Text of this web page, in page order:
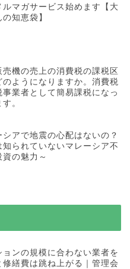
ルマガサービス始めます【大
知恵袋】
売機の売上の消費税の課税区
のようになりますか。消費税
事業者として簡易課税になっ
。
シアで地震の心配はないの？
知られていないマレーシア不
資の魅力～
ョンの規模に合わない業者を
修繕費は跳ね上がる｜管理会